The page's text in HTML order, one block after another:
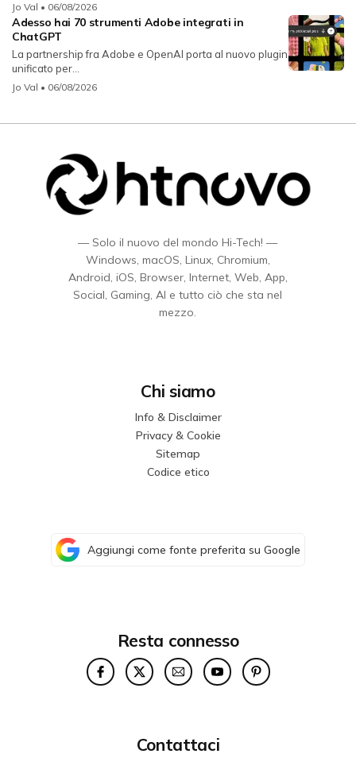
Jo Val • 06/08/2026
Adesso hai 70 strumenti Adobe integrati in
ChatGPT
La partnership fra Adobe e OpenAI porta al nuovo plugin
unificato per...
Jo Val • 06/08/2026
— Solo il nuovo del mondo Hi-Tech! —
Windows, macOS, Linux, Chromium,
Android, iOS, Browser, Internet, Web, App,
Social, Gaming, AI e tutto ciò che sta nel
mezzo.
Chi siamo
Info & Disclaimer
Privacy & Cookie
Sitemap
Codice etico
Aggiungi come fonte preferita su Google
Resta connesso
Contattaci